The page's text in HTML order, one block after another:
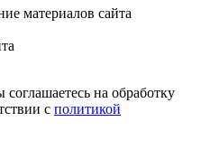
материалов сайта
на обработку
с политикой